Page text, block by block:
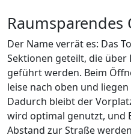
Der Name verrät es: Das
Sektionen geteilt, die über
geführt werden. Beim
leise nach oben und
Dadurch bleibt der
wird optimal genutzt, und
Abstand zur Straße